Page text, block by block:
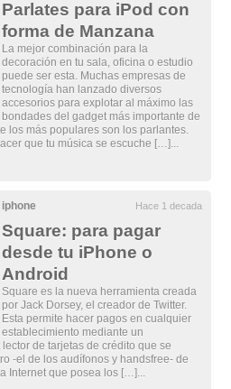
Parlates para iPod con
forma de Manzana
La mejor combinación para la
decoración en tu sala, oficina o estudio
puede ser esta. Muchas empresas de
tecnología han lanzado diversos
accesorios para explotar al máximo las
bondades del gadget más importante de
los más populares son los parlantes.
que tu música se escuche […]...
iphone Hace 1 decada
Square: para pagar
desde tu iPhone o
Android
Square es la nueva herramienta creada
por Jack Dorsey, el creador de Twitter.
Esta permite hacer pagos en cualquier
establecimiento mediante un
de tarjetas de crédito que se
-el de los audífonos y handsfree- de
Internet que posea los […]...